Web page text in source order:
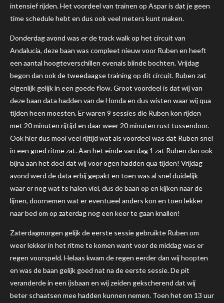
intensief rijden. Het voordeel van trainen op Aspar is dat je geen
time schedule hebt en dus ook veel meters kunt maken.
Donderdag avond was er de track walk op het circuit van
Andalucia, deze baan was compleet nieuw voor Ruben en heeft
een aantal hoogteverschillen evenals blinde bochten.Vrijdag
begon dan ook de tweedaagse training op dit circuit. Ruben zat
eigenlijk gelijk in een goede flow. Groot voordeel is dat wij van
deze baan data hadden van de Honda en dus wisten waar wij qua
tijden heen moesten. Er waren 9 sessies die Ruben kon rijden
met 20 minuten rijtijd en daar weer 20 minuten rust tussendoor.
Ook hier dus mooi veel rijtijd wat als voordeel was dat Ruben snel
in een goed ritme zat. Aan het einde van dag 1 zat Ruben dan ook
bijna aan het doel dat wij voor ogen hadden qua tijden! Vrijdag
avond werd de data erbij gepakt en toen was al snel duidelijk
waar er nog wat te halen viel, dus de baan op en kijken naar de
lijnen, doornemen wat er eventueel anders kon en toen lekker
naar bed om op zaterdag nog een keer te gaan knallen!
Zaterdagmorgen gelijk de eerste sessie gebruikte Ruben om
weer lekker in het ritme te komen want voor de middag was er
regen voorspeld. Helaas kwam de regen eerder dan wij hoopten
en was de baan gelijk goed nat na de eerste sessie. De pit
veranderde in een ijsbaan en wij zeiden gekscherend dat wij
beter schaatsen mee hadden kunnen nemen. Toen het om 13 uur